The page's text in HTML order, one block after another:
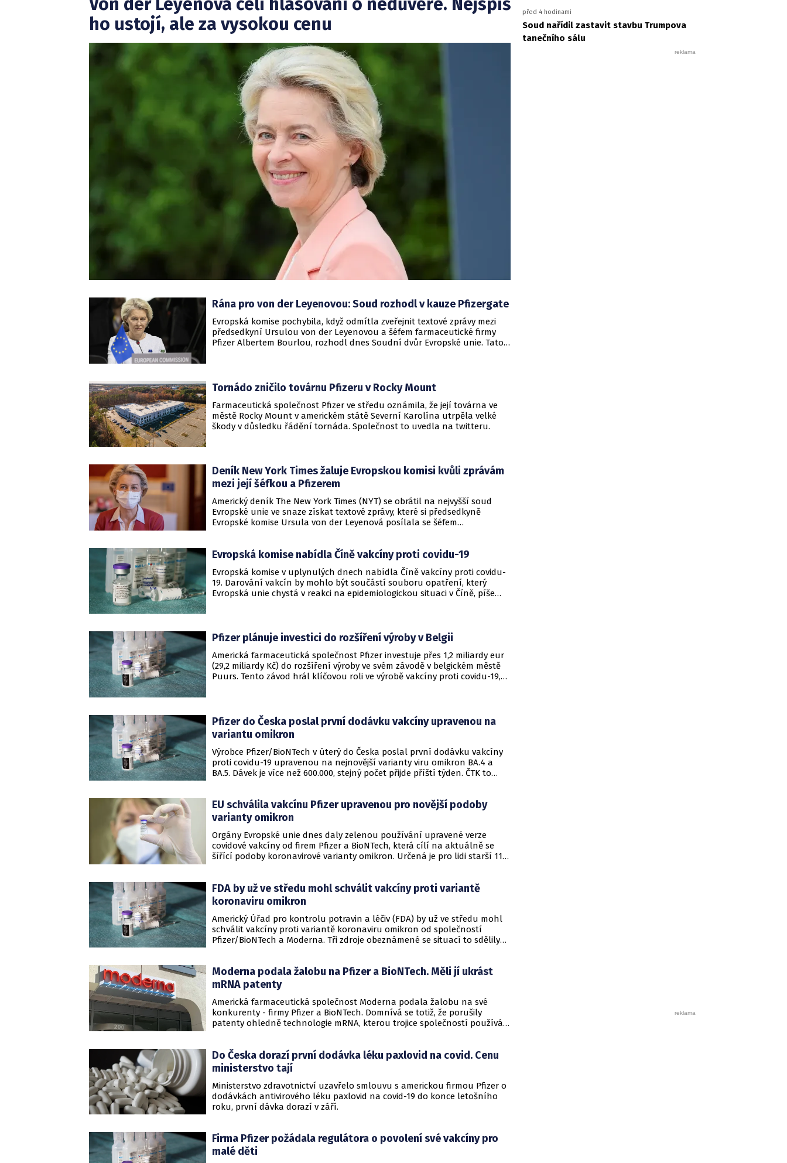
ho ustojí, ale za vysokou cenu
Rána pro von der Leyenovou: Soud rozhodl v kauze Pfizergate
Evropská komise pochybila, když odmítla zveřejnit textové zprávy mezi
předsedkyní Ursulou von der Leyenovou a šéfem farmaceutické firmy
Pfizer Albertem Bourlou, rozhodl dnes Soudní dvůr Evropské unie. Tato
Tornádo zničilo továrnu Pfizeru v Rocky Mount
Farmaceutická společnost Pfizer ve středu oznámila, že její továrna ve
městě Rocky Mount v americkém státě Severní Karolína utrpěla velké
škody v důsledku řádění tornáda. Společnost to uvedla na twitteru.
Deník New York Times žaluje Evropskou komisi kvůli zprávám
mezi její šéfkou a Pfizerem
Americký deník The New York Times (NYT) se obrátil na nejvyšší soud
Evropské unie ve snaze získat textové zprávy, které si předsedkyně
Evropské komise Ursula von der Leyenová posílala se šéfem
Evropská komise nabídla Číně vakcíny proti covidu-19
Evropská komise v uplynulých dnech nabídla Číně vakcíny proti covidu-
19. Darování vakcín by mohlo být součástí souboru opatření, který
Evropská unie chystá v reakci na epidemiologickou situaci v Číně, píše
Pfizer plánuje investici do rozšíření výroby v Belgii
Americká farmaceutická společnost Pfizer investuje přes 1,2 miliardy eur
(29,2 miliardy Kč) do rozšíření výroby ve svém závodě v belgickém městě
Puurs. Tento závod hrál klíčovou roli ve výrobě vakcíny proti covidu-19,
Pfizer do Česka poslal první dodávku vakcíny upravenou na
variantu omikron
Výrobce Pfizer/BioNTech v úterý do Česka poslal první dodávku vakcíny
proti covidu-19 upravenou na nejnovější varianty viru omikron BA.4 a
BA.5. Dávek je více než 600.000, stejný počet přijde příští týden. ČTK to
EU schválila vakcínu Pfizer upravenou pro novější podoby
varianty omikron
Orgány Evropské unie dnes daly zelenou používání upravené verze
covidové vakcíny od firem Pfizer a BioNTech, která cílí na aktuálně se
šířící podoby koronavirové varianty omikron. Určená je pro lidi starší 11
pandemie za chladnějších měsíců.
FDA by už ve středu mohl schválit vakcíny proti variantě
koronaviru omikron
Americký Úřad pro kontrolu potravin a léčiv (FDA) by už ve středu mohl
schválit vakcíny proti variantě koronaviru omikron od společností
Pfizer/BioNTech a Moderna. Tři zdroje obeznámené se situací to sdělily
Moderna podala žalobu na Pfizer a BioNTech. Měli jí ukrást
mRNA patenty
Americká farmaceutická společnost Moderna podala žalobu na své
konkurenty - firmy Pfizer a BioNTech. Domnívá se totiž, že porušily
patenty ohledně technologie mRNA, kterou trojice společností používá
žalobou překvapen, protože používá vlastní patentované technologie.
Do Česka dorazí první dodávka léku paxlovid na covid. Cenu
ministerstvo tají
Ministerstvo zdravotnictví uzavřelo smlouvu s americkou firmou Pfizer o
dodávkách antivirového léku paxlovid na covid-19 do konce letošního
roku, první dávka dorazí v září.
Firma Pfizer požádala regulátora o povolení své vakcíny pro
malé děti
před 4 hodinami
Soud nařídil zastavit stavbu Trumpova
tanečního sálu